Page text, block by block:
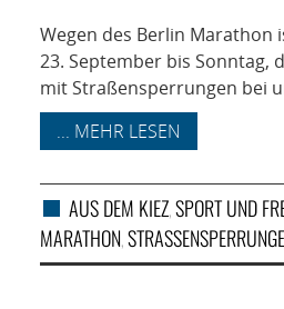
SPONSORING
KONTAKT
Wegen des Berlin Marathon
23. September bis Sonntag,
mit Straßensperrungen bei
... MEHR LESEN
AUS DEM KIEZ,SPORT UND
MARATHON,STRASSENSPERRUNGEN